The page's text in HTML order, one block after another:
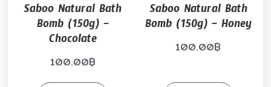
Saboo Natural Bath
Bomb (150g) –
Chocolate
100.00฿
Saboo Natural Bath
Bomb (150g) – Honey
100.00฿